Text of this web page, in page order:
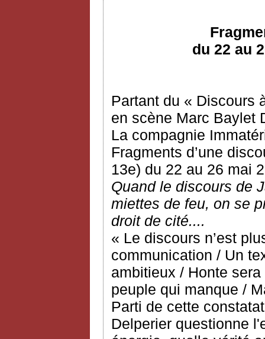
du 22 au
Partant du « Discours
en scène Marc Baylet
La compagnie
Fragments d’une
13e) du 22 au 26 mai
Quand le discours de
miettes de feu, on se
droit de cité....
« Le discours n’est
communication / Un
ambitieux / Honte
peuple qui manque /
Parti de cette
Delperier questionne